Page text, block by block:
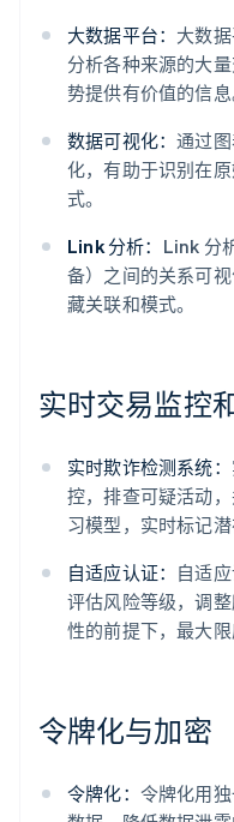
大数据平台： 大数
分析各种来源的大
势提供有价值的信息
数据可视化：通过
化，有助于识别在
式。
Link 分析： Link 分
备）之间的关系可
藏关联和模式。
实时交易监控
实时欺诈检测系统：
控，排查可疑活动
习模型，实时标记潜
自适应认证： 自适
评估风险等级，调
性的前提下，最大
令牌化与加密
令牌化： 令牌化用